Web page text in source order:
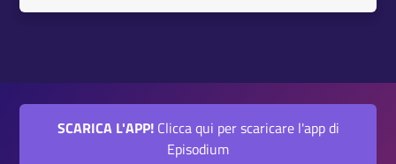
SCARICA L'APP!Clicca qui per scaricare l'app di
Episodium